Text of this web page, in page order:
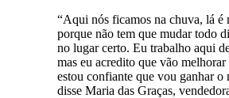
“Aqui nós ficamos na chuva, lá é
porque não tem que mudar todo
no lugar certo. Eu trabalho aqui
mas eu acredito que vão melhorar
estou confiante que vou ganhar o
disse Maria das Graças,